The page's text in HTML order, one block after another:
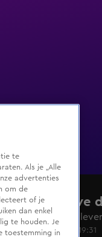
Lang Leve
Seizoen 7,
10 juni 2025, 19:31
te
Als je „Alle
advertenties
om de
of je
dan enkel
te houden. Je
toestemming in